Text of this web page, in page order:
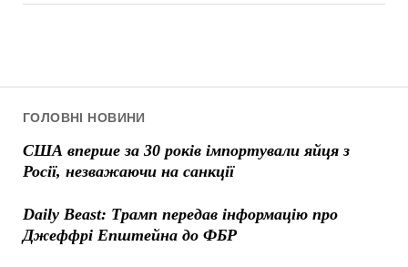
ГОЛОВНІ НОВИНИ
США вперше за 30 років імпортували яйця з
Росії, незважаючи на санкції
Daily Beast: Трамп передав інформацію про
Джеффрі Епштейна до ФБР